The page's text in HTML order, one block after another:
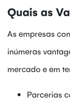
Quais as
As empresas
inúmeras
mercado e em
Parcerias